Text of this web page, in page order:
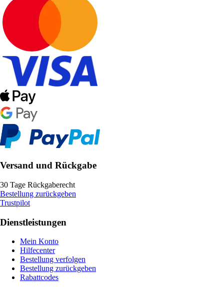
Versand und Rückgabe
30 Tage Rückgaberecht
Bestellung zurückgeben
Trustpilot
Dienstleistungen
Mein Konto
Hilfecenter
Bestellung verfolgen
Bestellung zurückgeben
Rabattcodes